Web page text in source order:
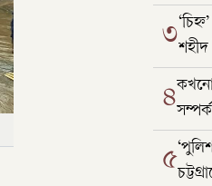
৩শহীদ
৪কখনো
৫